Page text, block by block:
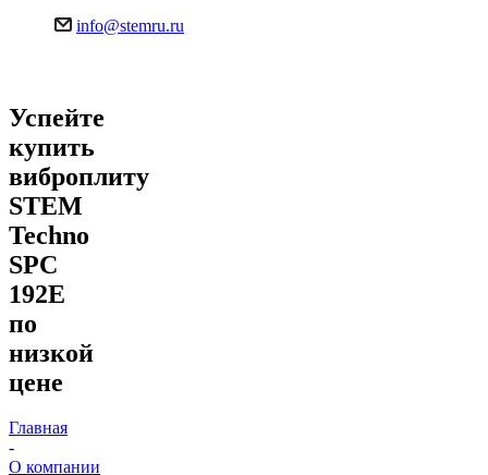
info@stemru.ru
Успейте
купить
виброплиту
STEM
Techno
SPC
192E
по
низкой
цене
Главная
-
О компании